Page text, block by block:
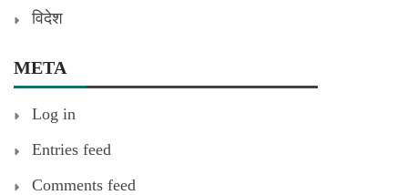
विदेश
META
Log in
Entries feed
Comments feed